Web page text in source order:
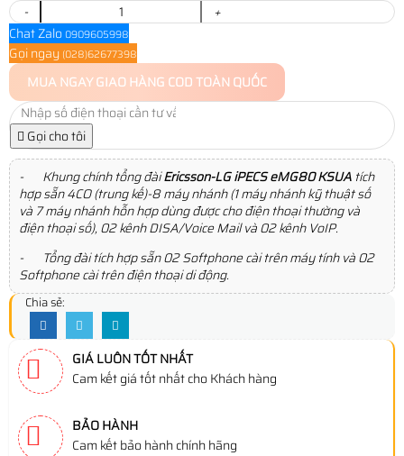
-
+
Chat Zalo 0909605998
Gọi ngay (028)62677398
MUA NGAYGIAO HÀNG COD TOÀN QUỐC
Gọi cho tôi
- Khung chính tổng đàiEricsson-LG iPECS eMG80 KSUA tích
hợp sẵn 4CO (trung kế)-8 máy nhánh (1 máy nhánh kỹ thuật số
và 7 máy nhánh hỗn hợp dùng được cho điện thoại thường và
điện thoại số), 02 kênh DISA/Voice Mail và 02 kênh VoIP.
- Tổng đài tích hợp sẵn 02 Softphone cài trên máy tính và 02
Softphone cài trên điện thoại di động.
Chia sẻ:
GIÁ LUÔN TỐT NHẤT
Cam kết giá tốt nhất cho Khách hàng
BẢO HÀNH
Cam kết bảo hành chính hãng